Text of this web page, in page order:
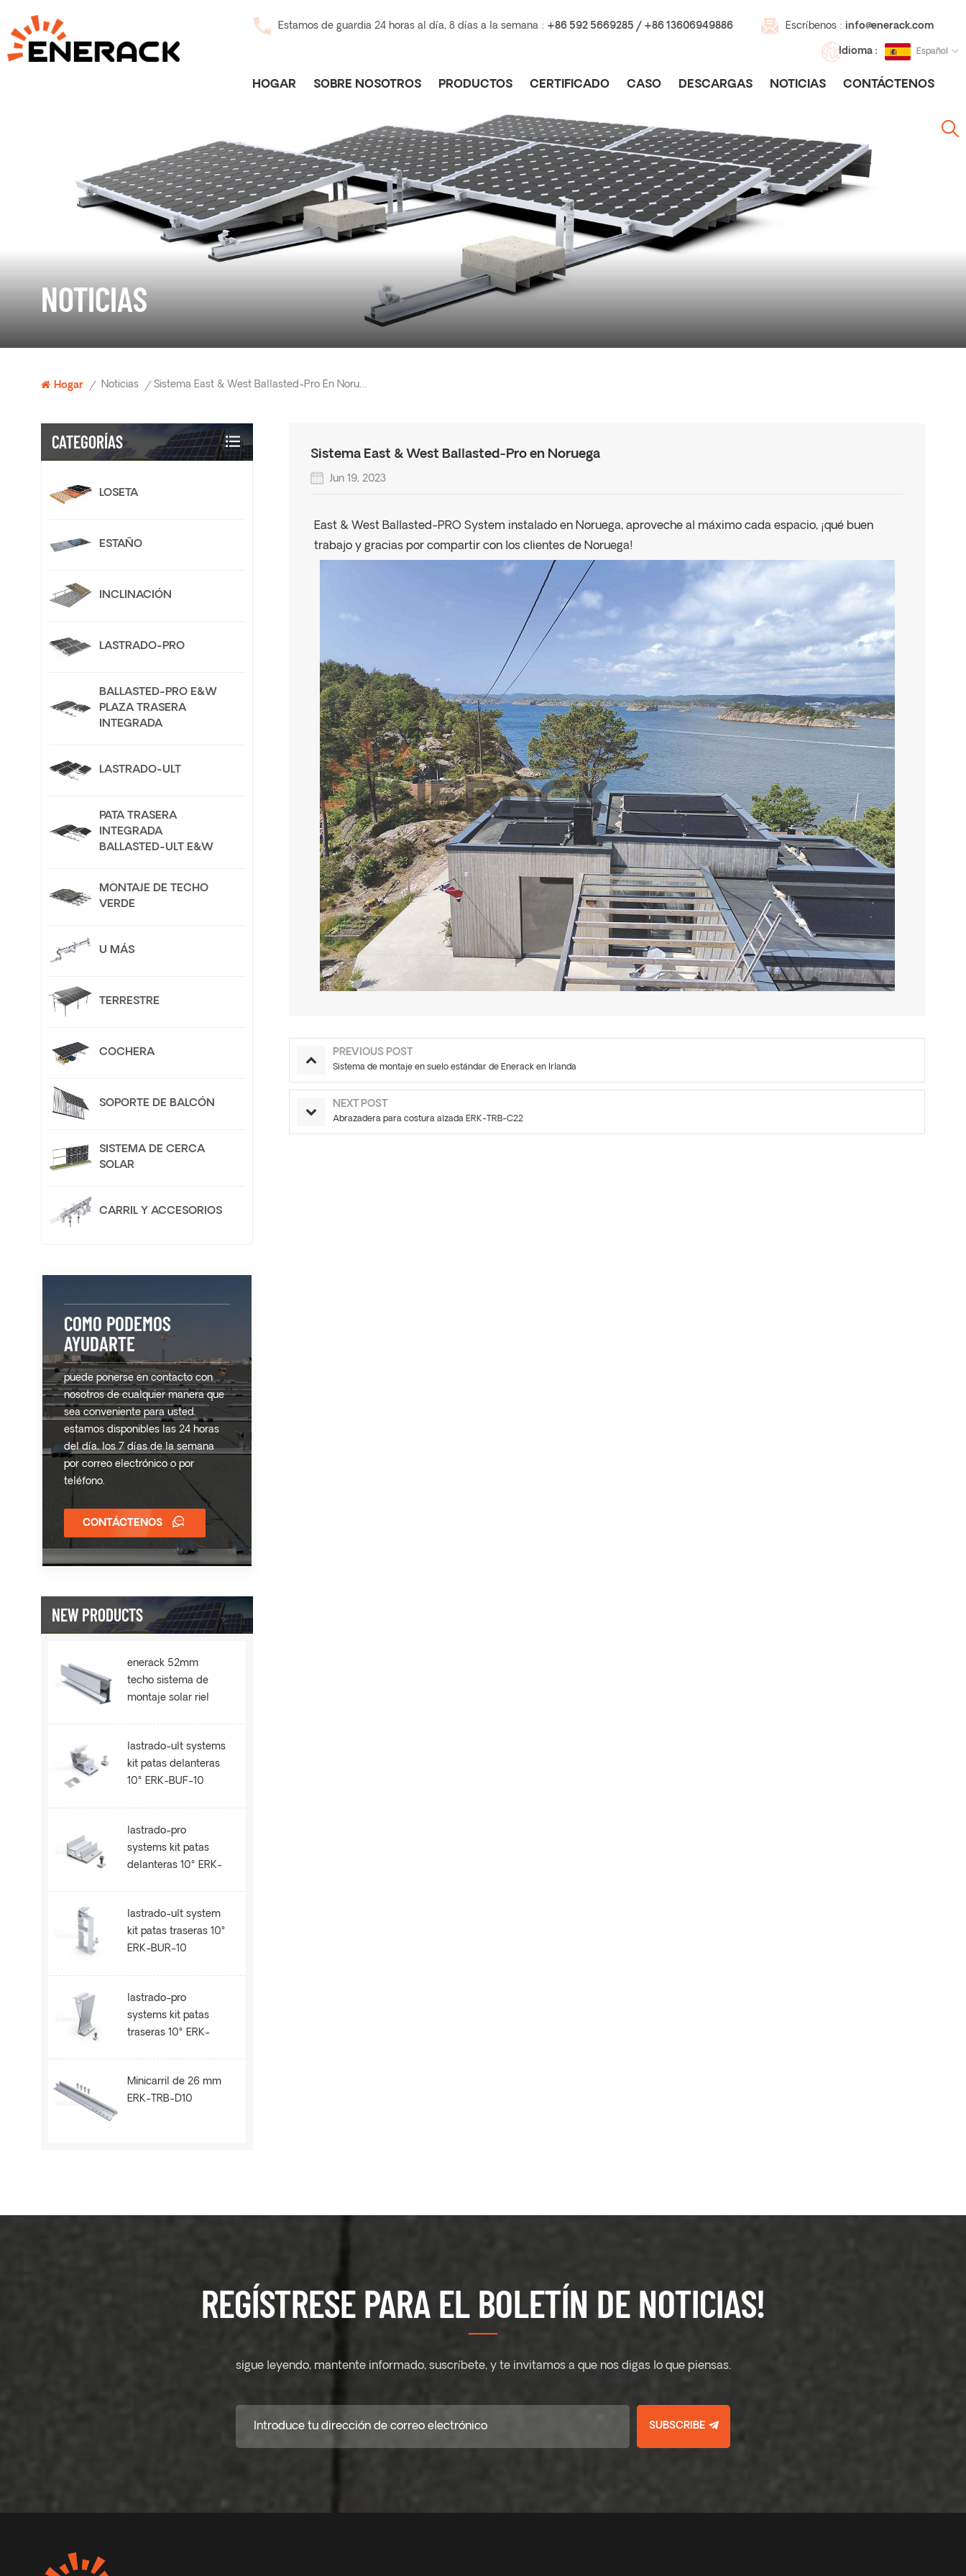
Estamos de guardia 24 horas al día, 8 días a la semana : +86 592 5669285 / +86 13606949886 Escríbenos : info@enerack.com
Idioma : Español
HOGAR SOBRE NOSOTROS PRODUCTOS CERTIFICADO CASO DESCARGAS NOTICIAS CONTÁCTENOS
NOTICIAS
Hogar / Noticias / Sistema East & West Ballasted-Pro En Noruega
Sistema East & West Ballasted-Pro en Noruega
Jun 19, 2023
East & West Ballasted-PRO System instalado en Noruega, aproveche al máximo cada espacio, ¡qué buen
trabajo y gracias por compartir con los clientes de Noruega!
PREVIOUS POST
Sistema de montaje en suelo estándar de Enerack en Irlanda
NEXT POST
Abrazadera para costura alzada ERK-TRB-C22
CATEGORÍAS
LOSETA
ESTAÑO
INCLINACIÓN
LASTRADO-PRO
BALLASTED-PRO E&W
PLAZA TRASERA
INTEGRADA
LASTRADO-ULT
PATA TRASERA
INTEGRADA
BALLASTED-ULT E&W
MONTAJE DE TECHO
VERDE
U MÁS
TERRESTRE
COCHERA
SOPORTE DE BALCÓN
SISTEMA DE CERCA
SOLAR
CARRIL Y ACCESORIOS
COMO PODEMOS
AYUDARTE
puede ponerse en contacto con
nosotros de cualquier manera que
sea conveniente para usted.
estamos disponibles las 24 horas
del día, los 7 días de la semana
por correo electrónico o por
teléfono.
CONTÁCTENOS
NEW PRODUCTS
enerack 52mm
techo sistema de
montaje solar riel
lastrado-ult systems
kit patas delanteras
10° ERK-BUF-10
lastrado-pro
systems kit patas
delanteras 10° ERK-
lastrado-ult system
kit patas traseras 10°
ERK-BUR-10
lastrado-pro
systems kit patas
traseras 10° ERK-
Minicarril de 26 mm
ERK-TRB-D10
REGÍSTRESE PARA EL BOLETÍN DE NOTICIAS!
sigue leyendo, mantente informado, suscríbete, y te invitamos a que nos digas lo que piensas.
SUBSCRIBE